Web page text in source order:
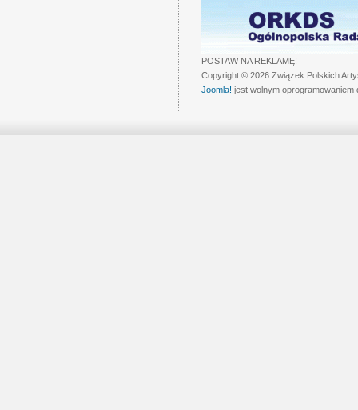
POSTAW NA REKLAMĘ!
Copyright © 2026 Związek Polskich
Joomla! jest wolnym